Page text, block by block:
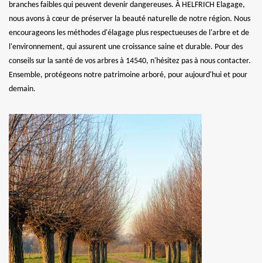
branches faibles qui peuvent devenir dangereuses. À HELFRICH Elagage,
nous avons à cœur de préserver la beauté naturelle de notre région. Nous
encourageons les méthodes d'élagage plus respectueuses de l'arbre et de
l'environnement, qui assurent une croissance saine et durable. Pour des
conseils sur la santé de vos arbres à 14540, n'hésitez pas à nous contacter.
Ensemble, protégeons notre patrimoine arboré, pour aujourd'hui et pour
demain.